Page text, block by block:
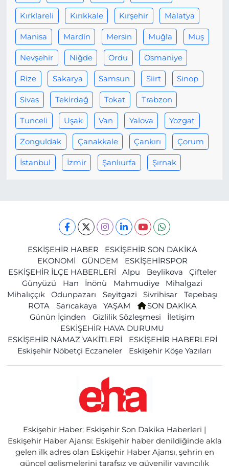
Kırklareli Kırıkkale Kırşehir Malatya
Manisa Mardin Mersin Muğla Muş
Nevşehir Niğde Ordu Osmaniye
Rize Sakarya Samsun Siirt Sinop
Sivas Tekirdağ Tokat Trabzon
Tunceli Uşak Van Yalova Yozgat
Zonguldak Çanakkale Çankırı Çorum
İstanbul İzmir Şanlıurfa Şırnak
ESKİŞEHİR HABER
ESKİŞEHİR SON DAKİKA
EKONOMİ
GÜNDEM
ESKİŞEHİRSPOR
ESKİŞEHİR İLÇE HABERLERİ
Alpu Beylikova
Çifteler
Günyüzü
Han İnönü Mahmudiye
Mihalgazi
Mihalıççık
Odunpazarı Seyitgazi Sivrihisar
Tepebaşı
ROTA
Sarıcakaya YAŞAM
SON DAKİKA
Günün İçinden
Gizlilik Sözleşmesi
İletişim
ESKİŞEHİR HAVA DURUMU
ESKİŞEHİR NAMAZ VAKİTLERİ
ESKİŞEHİR HABERLERİ
Eskişehir Nöbetçi Eczaneler
Eskişehir Köşe Yazıları
Eskişehir Haber: Eskişehir Son Dakika Haberleri |
Eskişehir Haber Ajansı: Eskişehir haber denildiğinde akla
gelen ilk adres olan Eskişehir Haber Ajansı, şehrin en
güncel gelişmelerini tarafsız ve güvenilir yayıncılık